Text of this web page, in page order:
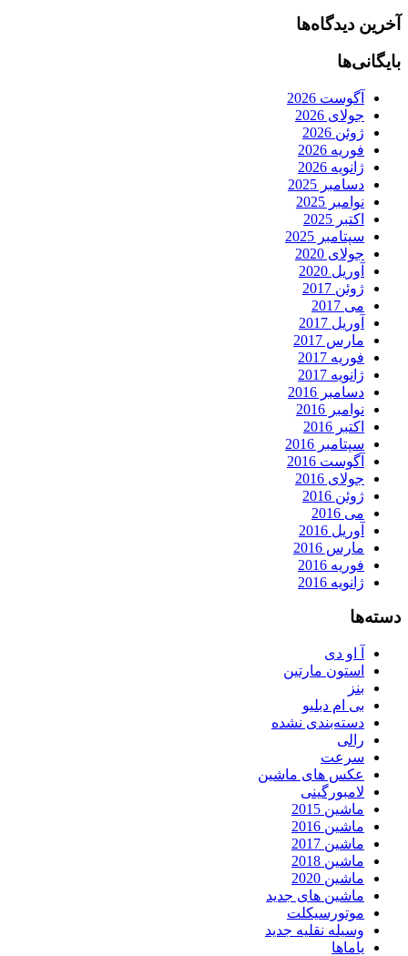
آخرین دیدگاه‌ها
بایگانی‌ها
آگوست 2026
جولای 2026
ژوئن 2026
فوریه 2026
ژانویه 2026
دسامبر 2025
نوامبر 2025
اکتبر 2025
سپتامبر 2025
جولای 2020
آوریل 2020
ژوئن 2017
می 2017
آوریل 2017
مارس 2017
فوریه 2017
ژانویه 2017
دسامبر 2016
نوامبر 2016
اکتبر 2016
سپتامبر 2016
آگوست 2016
جولای 2016
ژوئن 2016
می 2016
آوریل 2016
مارس 2016
فوریه 2016
ژانویه 2016
دسته‌ها
آ او دی
استون مارتین
بنز
بی ام دبلیو
دسته‌بندی نشده
رالی
سرعت
عکس های ماشین
لامبورگینی
ماشین 2015
ماشین 2016
ماشین 2017
ماشین 2018
ماشین 2020
ماشین های جدید
موتورسیکلت
وسیله نقلیه جدید
یاماها